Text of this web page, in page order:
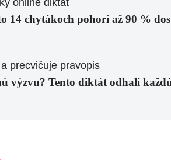
14 chytákoch pohorí až 90 %
výzvu? Tento diktát odhalí